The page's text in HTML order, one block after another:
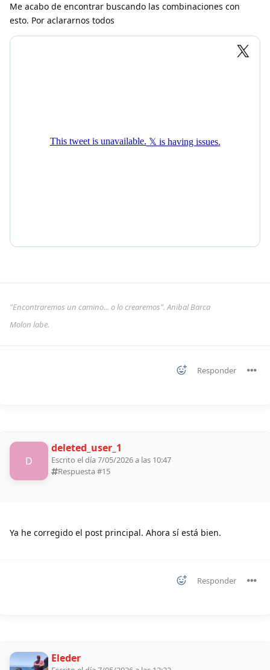
Me acabo de encontrar buscando las combinaciones con
esto. Por aclararnos todos
"Encontraremos un camino... o lo crearemos". Anibal Barca
Molon labe.
Responder
D
deleted_user_1
Escrito el día 7/05/2026 a las 10:47
Respuesta #15
Ya he corregido el post principal. Ahora sí está bien.
Responder
Eleder